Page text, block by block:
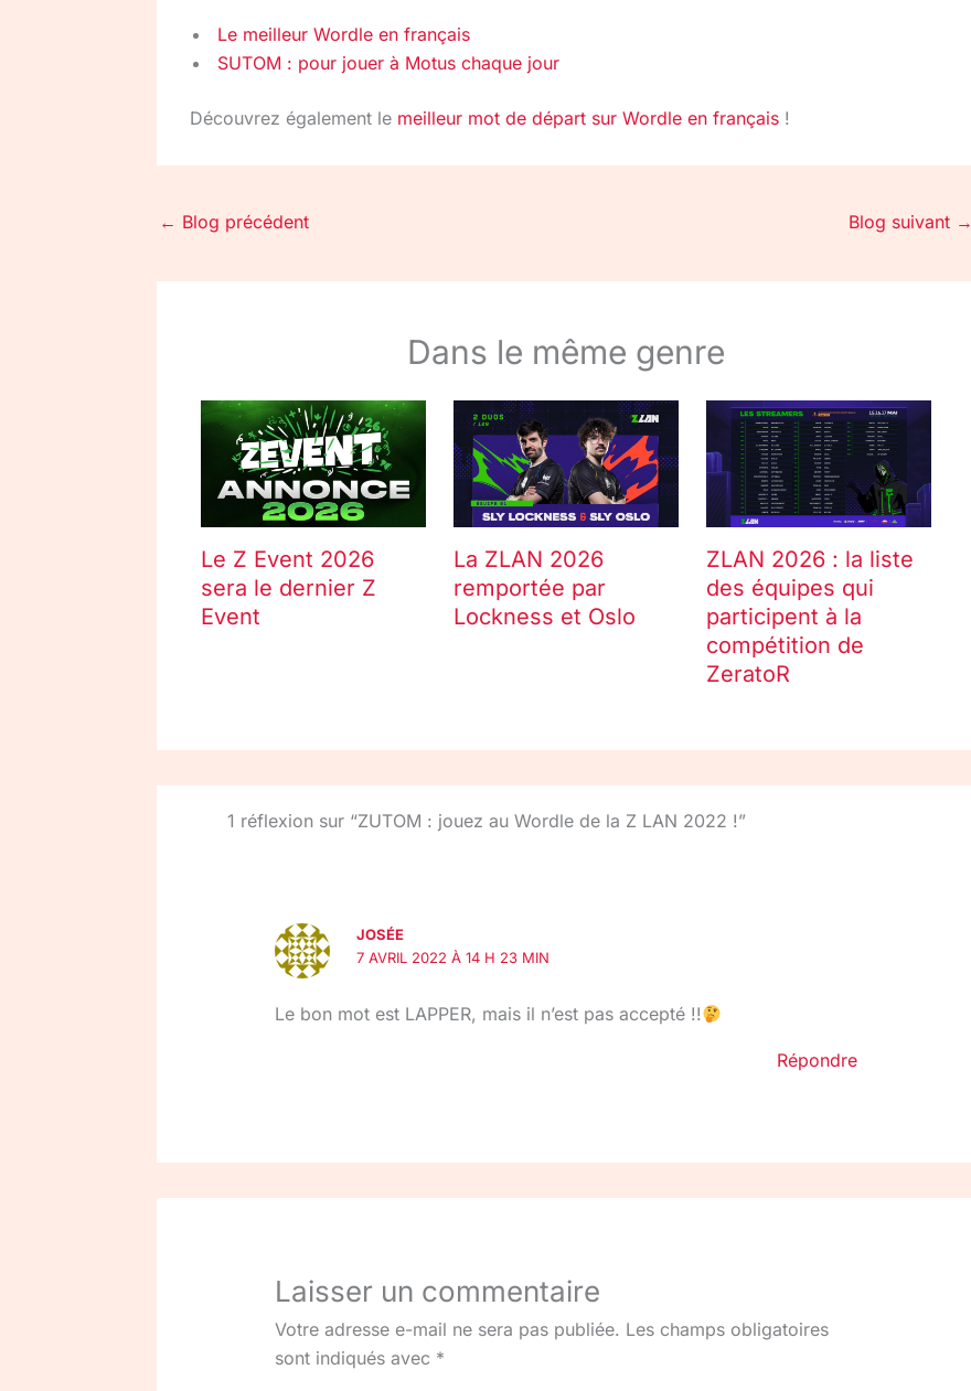
Le meilleur Wordle en français
SUTOM : pour jouer à Motus chaque jour
Découvrez également le meilleur mot de départ sur Wordle en français !
← Blog précédent Blog suivant →
Dans le même genre
Le Z Event 2026
sera le dernier Z
Event
La ZLAN 2026
remportée par
Lockness et Oslo
ZLAN 2026 : la liste
des équipes qui
participent à la
compétition de
ZeratoR
1 réflexion sur “ZUTOM : jouez au Wordle de la Z LAN 2022 !”
JOSÉE
7 AVRIL 2022 À 14 H 23 MIN
Le bon mot est LAPPER, mais il n’est pas accepté !!
Répondre
Laisser un commentaire
Votre adresse e-mail ne sera pas publiée. Les champs obligatoires
sont indiqués avec *